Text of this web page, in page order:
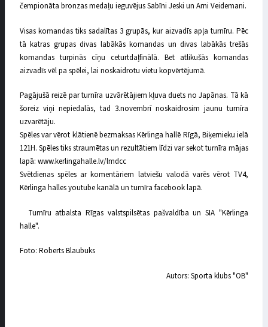
čempionāta bronzas medaļu ieguvējus Sabīni Jeski un Arni Veidemani.
Visas komandas tiks sadalītas 3 grupās, kur aizvadīs apļa turnīru. Pēc
tā katras grupas divas labākās komandas un divas labākās trešās
komandas turpinās cīņu ceturtdaļfinālā. Bet atlikušās komandas
aizvadīs vēl pa spēlei, lai noskaidrotu vietu kopvērtējumā.
Pagājušā reizē par turnīra uzvārētājiem kļuva duets no Japānas. Tā kā
šoreiz viņi nepiedalās, tad 3.novembrī noskaidrosim jaunu turnīra
uzvarētāju.
Spēles var vērot klātienē bezmaksas Kērlinga hallē Rīgā, Biķernieku ielā
121H. Spēles tiks straumētas un rezultātiem līdzi var sekot turnīra mājas
lapā: www.kerlingahalle.lv/lmdcc
Svētdienas spēles ar komentāriem latviešu valodā varēs vērot TV4,
Kērlinga halles youtube kanālā un turnīra facebook lapā.
Turnīru atbalsta Rīgas valstspilsētas pašvaldība un SIA "Kērlinga
halle".
Foto: Roberts Blaubuks
Autors: Sporta klubs "OB"